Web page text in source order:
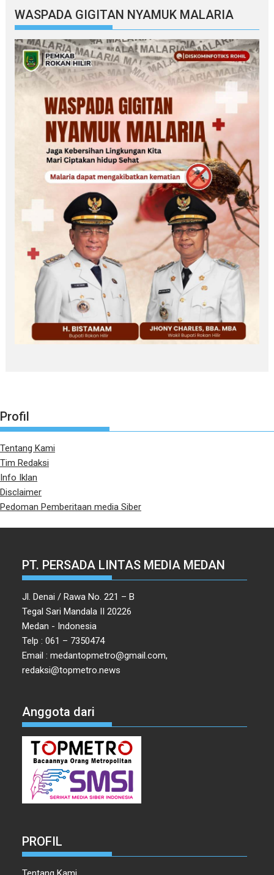
WASPADA GIGITAN NYAMUK MALARIA
Profil
Tentang Kami
Tim Redaksi
Info Iklan
Disclaimer
Pedoman Pemberitaan media Siber
PT. PERSADA LINTAS MEDIA MEDAN
Jl. Denai / Rawa No. 221 – B
Tegal Sari Mandala II 20226
Medan - Indonesia
Telp : 061 – 7350474
Email : medantopmetro@gmail.com,
redaksi@topmetro.news
Anggota dari
PROFIL